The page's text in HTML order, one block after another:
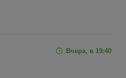
Вчера, в 19:40